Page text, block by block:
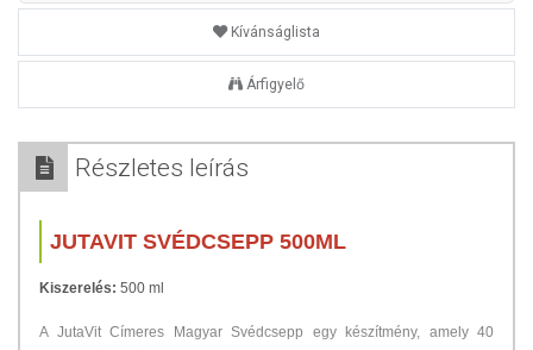
Kívánságlista
Árfigyelő
Részletes leírás
JUTAVIT SVÉDCSEPP 500ML
Kiszerelés: 500 ml
A JutaVit Címeres Magyar Svédcsepp egy készítmény, amely 40